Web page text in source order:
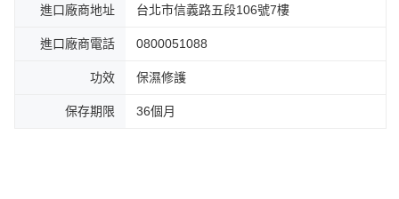
進口廠商地址 台北市信義路五段106號7樓
進口廠商電話 0800051088
功效 保濕修護
保存期限 36個月